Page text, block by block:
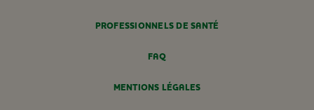
PROFESSIONNELS DE SANTÉ
FAQ
MENTIONS LÉGALES